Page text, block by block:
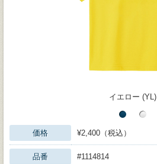
イエロー (YL)
価格 ¥2,400（税込）
品番 #1114814